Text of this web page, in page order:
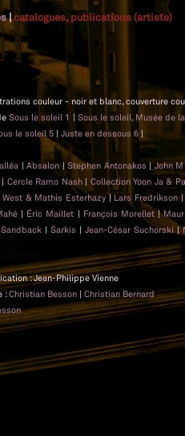
|catalogues, publications (artiste)
couleur - noir et blanc, couverture
Sous le soleil 1 | Sous le soleil, Musée de
le soleil 5 | Juste en dessous 6 |
|Absalon |Stephen Antonakos|John
Cercle Ramo Nash| Collection Yoon Ja &
West & Mathis Esterhazy|Lars Fredrikson
| Éric Maillet | François Morellet|
| Sarkis | Jean-César Suchorski|
: Jean-Philippe Vienne
:Christian Besson | Christian Bernard